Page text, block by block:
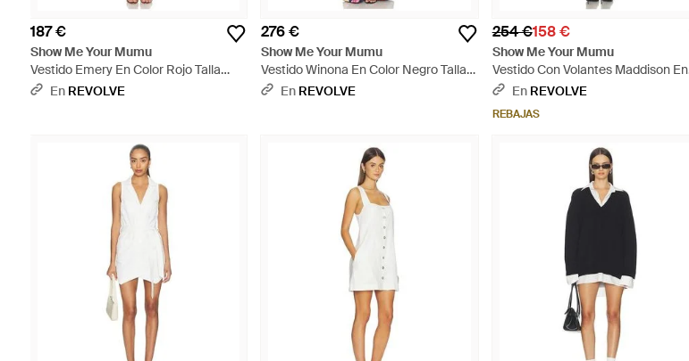
187 €
Show Me Your Mumu
Vestido Emery En Color Rojo Talla
(También En S, Xs, M, Xl) - Rojo
En REVOLVE
276 €
Show Me Your Mumu
Vestido Winona En Color Negro Talla
(También En S, Xs, M, Xl) - Azul
En REVOLVE
254 €158 €
Show Me Your Mumu
Vestido Con Volantes Maddison En
Color Negro Talla (También En Xs, S,
En REVOLVE
REBAJAS